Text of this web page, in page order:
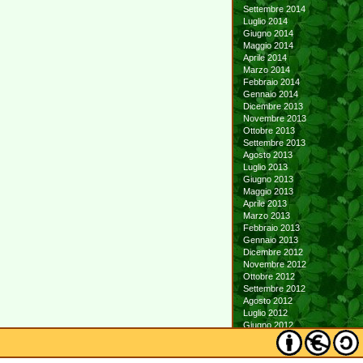
Settembre 2014
Luglio 2014
Giugno 2014
Maggio 2014
Aprile 2014
Marzo 2014
Febbraio 2014
Gennaio 2014
Dicembre 2013
Novembre 2013
Ottobre 2013
Settembre 2013
Agosto 2013
Luglio 2013
Giugno 2013
Maggio 2013
Aprile 2013
Marzo 2013
Febbraio 2013
Gennaio 2013
Dicembre 2012
Novembre 2012
Ottobre 2012
Settembre 2012
Agosto 2012
Luglio 2012
Giugno 2012
Maggio 2012
Aprile 2012